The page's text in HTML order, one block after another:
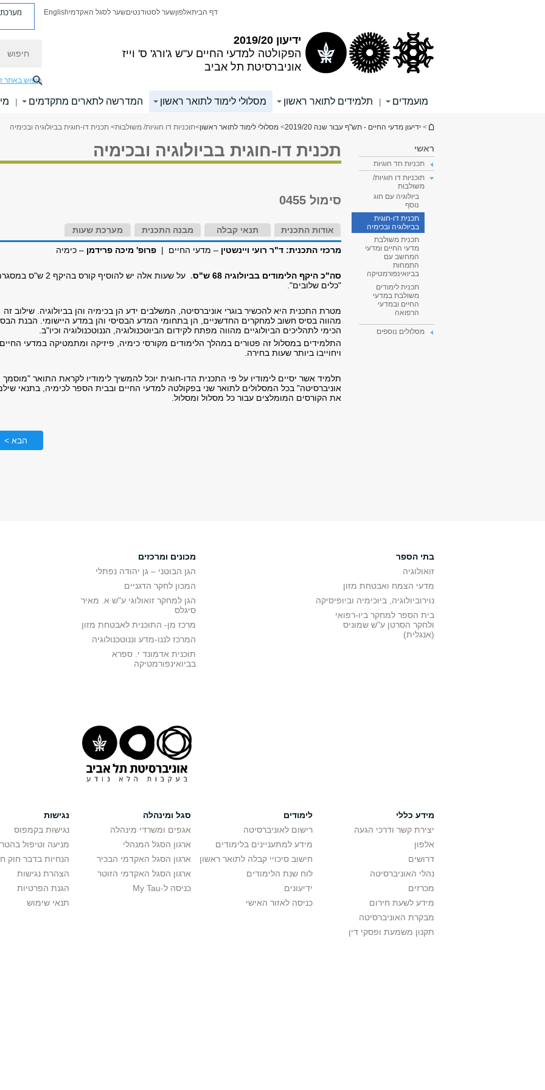
ידיעון 2019/20
הפקולטה למדעי החיים ע"ש ג'ורג' ס' וייז
אוניברסיטת תל אביב
דף הביתאלפוןשער לסטודנטיםשער לסגל האקדמיEnglish מערכת
חיפוש באתר
מועמדים | תלמידים לתואר ראשון מסלולי לימוד לתואר ראשון המדרשה לתארים מתקדמים |
הינך נמצא כאן
> ידיעון מדעי החיים - תש"ף עבור שנה 2019/20 > מסלולי לימוד לתואר ראשון>תוכניות דו חוגיות/ משולבות> תכנית דו-חוגית בביולוגיה ובכימיה
ראשי
תכניות חד חוגיות
תוכניות דו חוגיות/
משולבות
ביולוגיה עם חוג
נוסף
תכנית דו-חוגית
בביולוגיה ובכימיה
תכנית משולבת
מדעי החיים ומדעי
המחשב עם
התמחות
בביואינפורמטיקה
תכנית לימודים
משולבת במדעי
החיים ובמדעי
הרפואה
מסלולים נוספים
תכנית דו-חוגית בביולוגיה ובכימיה
סימול 0455
אודות התכנית תנאי קבלה מבנה התכנית מערכת שעות
מרכזי התכנית: ד"ר רועי ויינשטין – מדעי החיים | פרופ' מיכה פרידמן – כימיה
סה"כ היקף הלימודים בביולוגיה 68 ש"ס .
על שעות אלה יש להוסיף קורס בהיקף 2 ש"ס
"כלים שלובים".
מטרת התכנית היא להכשיר בוגרי אוניברסיטה, המשלבים ידע הן בכימיה והן בביולוגיה. שילוב זה
מהווה בסיס חשוב למחקרים החדשניים, הן בתחומי המדע הבסיסי והן במדע היישומי. הבנת
הכימי לתהליכים הביולוגיים מהווה מפתח לקידום הביוטכנולוגיה, הננוטכנולוגיה וכיו"ב.
התלמידים במסלול זה פטורים במהלך הלימודים מקורסי כימיה, פיזיקה ומתמטיקה במדעי החיים
ויחוייבו ביותר שעות בחירה.
תלמיד אשר יסיים לימודיו על פי התכנית הדו-חוגית יוכל להמשיך לימודיו לקראת התואר "מוסמך
אוניברסיטה" בכל המסלולים לתואר שני בפקולטה למדעי החיים ובבית הספר לכימיה, בתנאי
את הקורסים המומלצים עבור כל מסלול ומסלול.
הבא >
בתי הספר
זואולוגיה
מדעי הצמח ואבטחת מזון
נוירוביולוגיה, ביוכימיה וביופיסיקה
בית הספר למחקר ביו-רפואי
ולחקר הסרטן ע"ש שמוניס
(אנגלית)
מכונים ומרכזים
הגן הבוטני – גן יהודה נפתלי
המכון לחקר הדגניים
הגן למחקר זואולוגי ע"ש א. מאיר
סיגלס
מרכז מן- התוכנית לאבטחת מזון
המרכז לננו-מדע וננוטכנולוגיה
תוכנית אדמונד י. ספרא
בביואינפורמטיקה
מידע כללי
יצירת קשר ודרכי הגעה
אלפון
דרושים
נהלי האוניברסיטה
מכרזים
מידע לשעת חירום
מבקרת האוניברסיטה
תקנון משמעת ופסקי דין
לימודים
רישום לאוניברסיטה
מידע למתעניינים בלימודים
חישוב סיכויי קבלה לתואר ראשון
לוח שנת הלימודים
ידיעונים
כניסה לאזור האישי
סגל ומינהלה
אגפים ומשרדי מינהלה
ארגון הסגל המנהלי
ארגון הסגל האקדמי הבכיר
ארגון הסגל האקדמי הזוטר
כניסה ל-My Tau
נגישות
נגישות בקמפוס
מניעה וטיפול
הנחיות בדבר חוק
הצהרת נגישות
הגנת הפרטיות
תנאי שימוש